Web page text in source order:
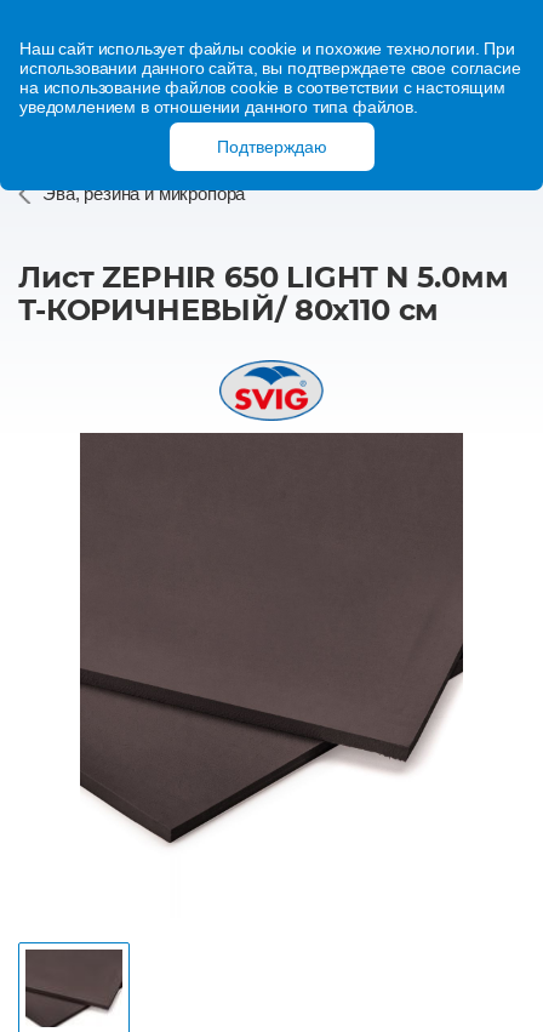
Наш сайт использует файлы cookie и похожие технологии. При
использовании данного сайта, вы подтверждаете свое согласие
на использование файлов cookie в соответствии с настоящим
уведомлением в отношении данного типа файлов.
Подтверждаю
Эва, резина и микропора
Лист ZEPHIR 650 LIGHT N 5.0мм
Т-КОРИЧНЕВЫЙ/ 80х110 см